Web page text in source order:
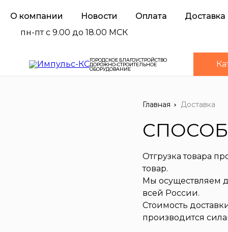
О компании Новости Оплата
Доставка
пн-пт с 9.00 до 18.00 МСК
ГОРОДСКОЕ БЛАГОУСТРОЙСТВО
ДОРОЖНО-СТРОИТЕЛЬНОЕ
ОБОРУДОВАНИЕ
Главная Доставка
Отгрузка товара
товар.
Мы осуществляем
всей России.
Стоимость
производится